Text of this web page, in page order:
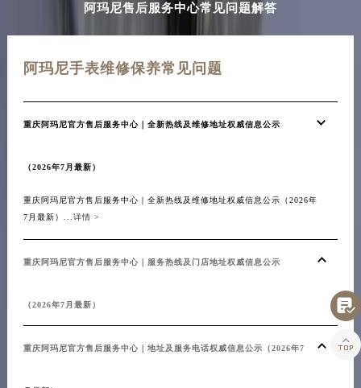
阿玛尼售后服务中心常见问题解答
阿玛尼手表维修保养常见问题
重庆阿玛尼官方售后服务中心｜全新热线及维修地址权威信息公示
（2026年7月最新）
重庆阿玛尼官方售后服务中心｜全新热线及维修地址权威信息公示（2026年
7月最新）... 详情 >
重庆阿玛尼官方售后服务中心｜服务热线及门店地址权威信息公示
（2026年7月最新）
重庆阿玛尼官方售后服务中心｜地址及服务电话权威信息公示（2026年7

